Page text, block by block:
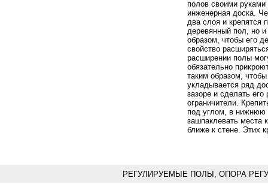
полов своими
инженерная доска.
два слоя и крепятся
деревянный пол, но
образом, чтобы его
свойство
расширении полы
обязательно
таким образом,
укладывается ряд
зазоре и сделать
ограничители.
под углом, в нижнюю
зашпаклевать места
ближе к стене. Этих
РЕГУЛИРУЕМЫЕ ПОЛЫ, ОПОРА